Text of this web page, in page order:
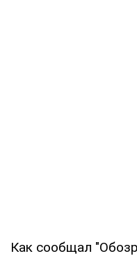
Как сообщал